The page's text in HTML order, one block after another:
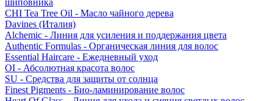
шиповника
CHI Tea Tree Oil - Масло чайного дерева
Davines (Италия)
Alchemic - Линия для усиления и поддержания цвета
Authentic Formulas - Органическая линия для волос
Essential Haircare - Eжедневный уход
OI - Абсолютная красота волос
SU - Средства для защиты от солнца
Finest Pigments - Био-ламинирование волос